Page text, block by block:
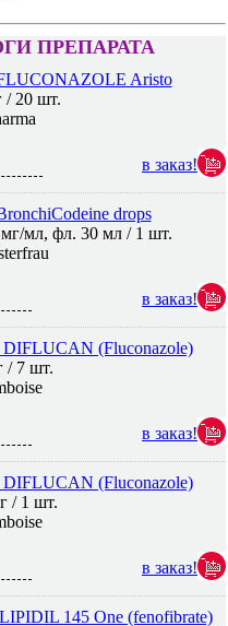
ПРЕПАРАТА
Aristo
/ 20 шт.
в заказ!
drops
мл, фл. 30 мл / 1 шт.
в заказ!
(Fluconazole)
/ 7 шт.
в заказ!
(Fluconazole)
/ 1 шт.
в заказ!
145 One (fenofibrate)